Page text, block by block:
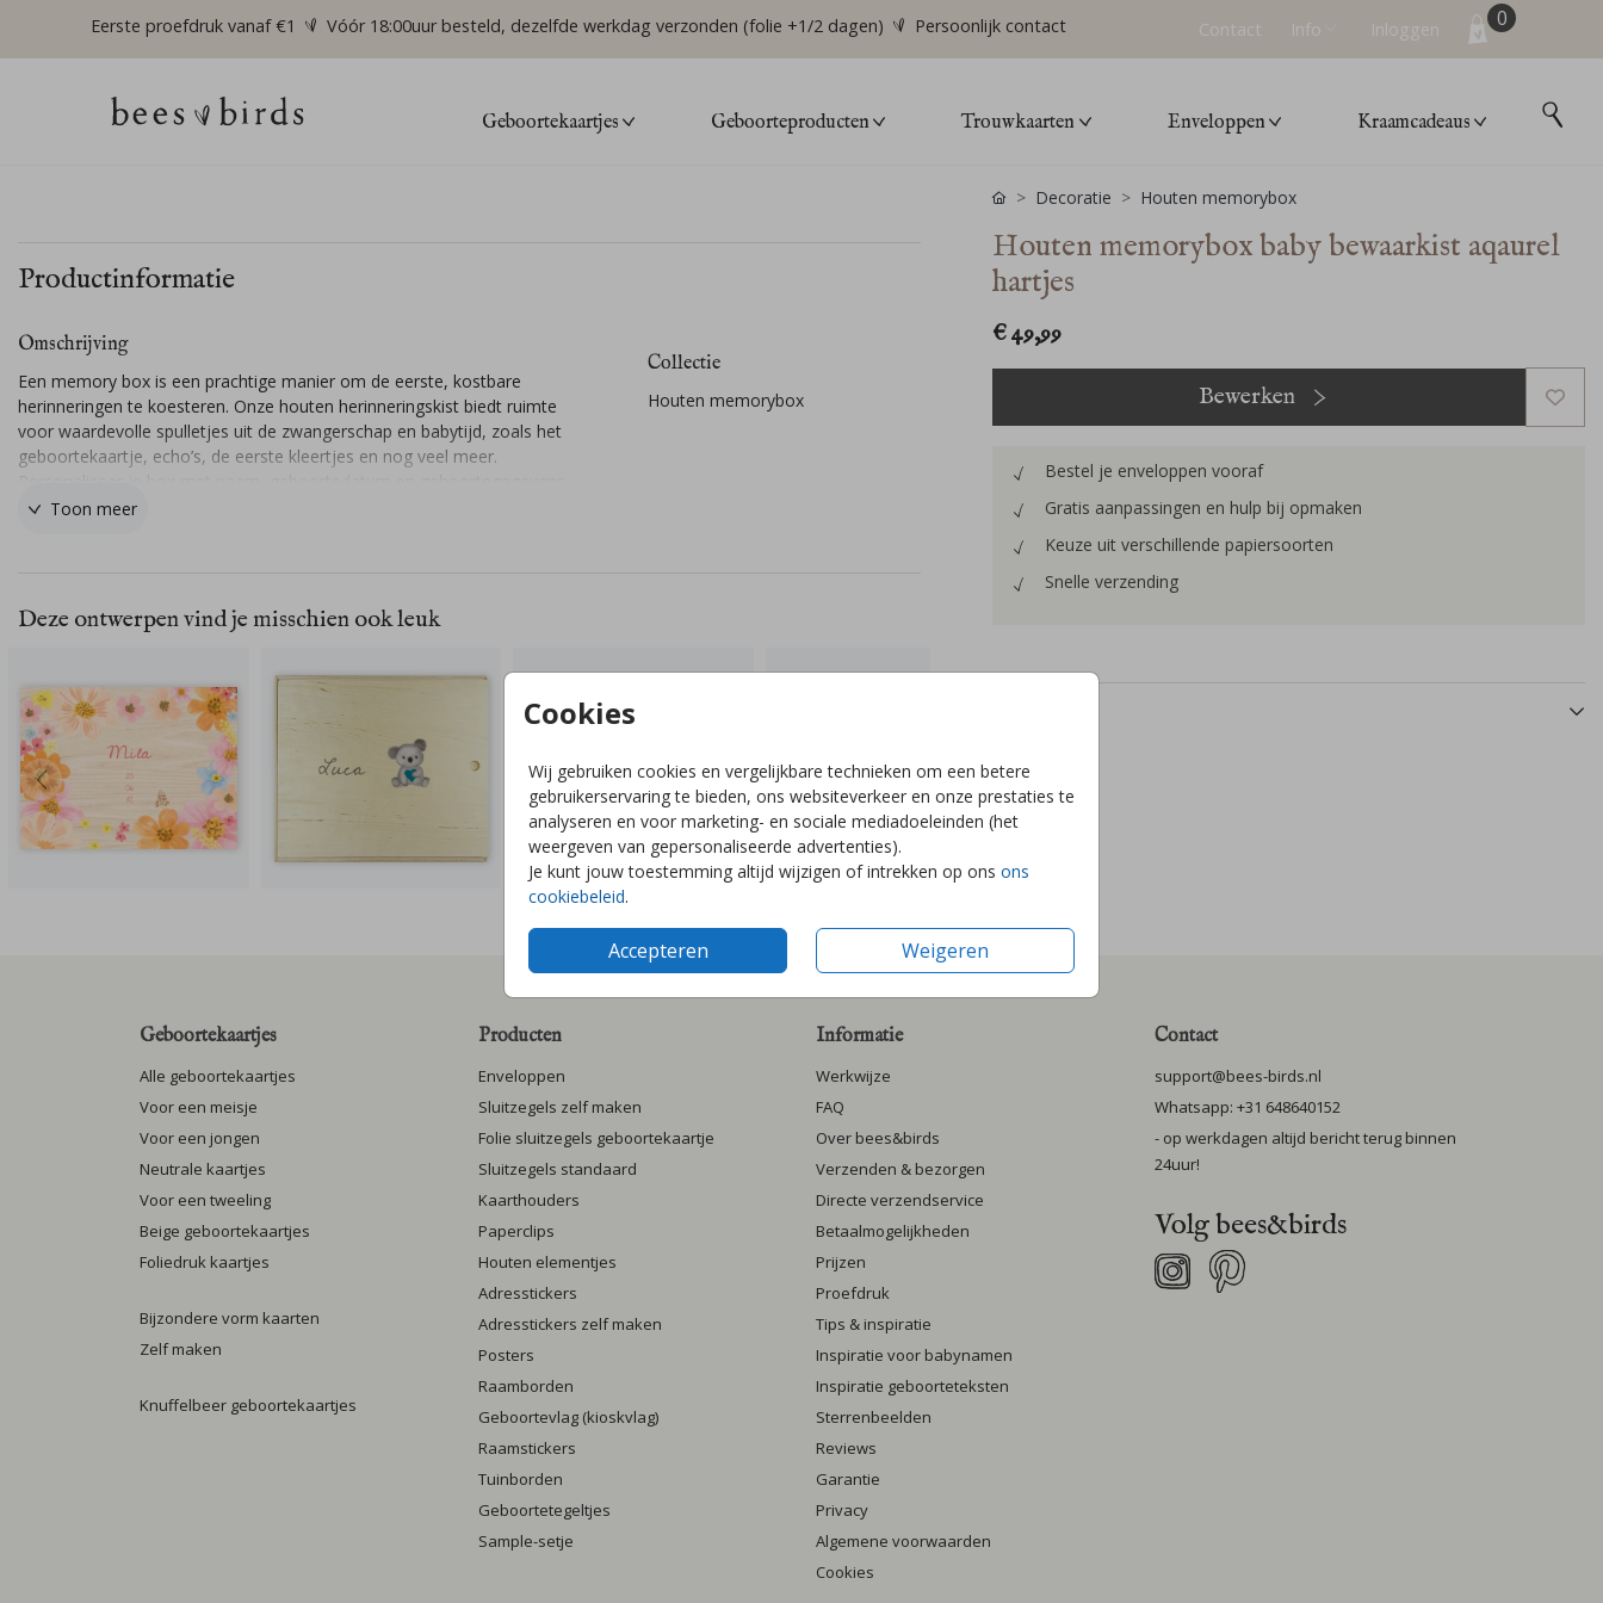
Eerste proefdruk vanaf €1 Vóór 18:00uur besteld, dezelfde werkdag verzonden (folie +1/2 dagen) Persoonlijk contact Contact Info Inloggen 0
Geboortekaartjes Geboorteproducten Trouwkaarten Enveloppen Kraamcadeaus
Cookies
Wij gebruiken cookies en vergelijkbare technieken om een betere
gebruikerservaring te bieden, ons websiteverkeer en onze prestaties te
analyseren en voor marketing- en sociale mediadoeleinden (het
weergeven van gepersonaliseerde advertenties).
Je kunt jouw toestemming altijd wijzigen of intrekken op ons ons
cookiebeleid.
Accepteren Weigeren
Productinformatie
Omschrijving
Een memory box is een prachtige manier om de eerste, kostbare
herinneringen te koesteren. Onze houten herinneringskist biedt ruimte
voor waardevolle spulletjes uit de zwangerschap en babytijd, zoals het
geboortekaartje, echo’s, de eerste kleertjes en nog veel meer.
van jullie kindje. Wil je het design van het geboortekaartje van je kindje
Toon meer
Collectie
Houten memorybox
Deze ontwerpen vind je misschien ook leuk
Decoratie Houten memorybox
Houten memorybox baby bewaarkist aqaurel
hartjes
€ 49,99
Bewerken
Bestel je enveloppen vooraf
Gratis aanpassingen en hulp bij opmaken
Keuze uit verschillende papiersoorten
Snelle verzending
Geboortekaartjes
Alle geboortekaartjes
Voor een meisje
Voor een jongen
Neutrale kaartjes
Voor een tweeling
Beige geboortekaartjes
Foliedruk kaartjes
Bijzondere vorm kaarten
Zelf maken
Knuffelbeer geboortekaartjes
Producten
Enveloppen
Sluitzegels zelf maken
Folie sluitzegels geboortekaartje
Sluitzegels standaard
Kaarthouders
Paperclips
Houten elementjes
Adresstickers
Adresstickers zelf maken
Posters
Raamborden
Geboortevlag (kioskvlag)
Raamstickers
Tuinborden
Geboortetegeltjes
Sample-setje
Informatie
Werkwijze
FAQ
Over bees&birds
Verzenden & bezorgen
Directe verzendservice
Betaalmogelijkheden
Prijzen
Proefdruk
Tips & inspiratie
Inspiratie voor babynamen
Inspiratie geboorteteksten
Sterrenbeelden
Reviews
Garantie
Privacy
Algemene voorwaarden
Cookies
Contact
support@bees-birds.nl
Whatsapp: +31 648640152
- op werkdagen altijd bericht terug binnen
24uur!
Volg bees&birds